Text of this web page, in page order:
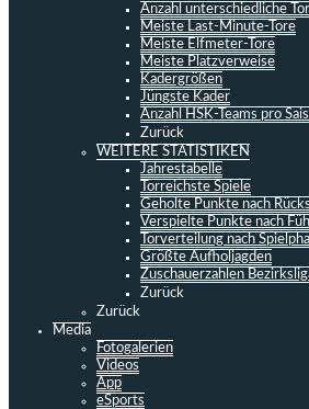
Anzahl unterschiedliche
Meiste Last-Minute-Tore
Meiste Elfmeter-Tore
Meiste Platzverweise
Kadergrößen
Jüngste Kader
Anzahl HSK-Teams pro
Zurück
WEITERE STATISTIKEN
Jahrestabelle
Torreichste Spiele
Geholte Punkte nach
Verspielte Punkte nach
Torverteilung nach
Größte Aufholjagden
Zuschauerzahlen
Zurück
Zurück
Media
Fotogalerien
Videos
App
eSports